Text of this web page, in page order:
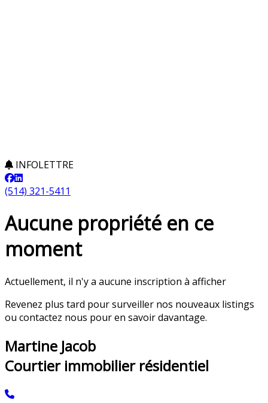
INFOLETTRE
(514) 321-5411
Aucune propriété en ce
moment
Actuellement, il n'y a aucune inscription à afficher
Revenez plus tard pour surveiller nos nouveaux listings
ou contactez nous pour en savoir davantage.
Martine Jacob
Courtier immobilier résidentiel